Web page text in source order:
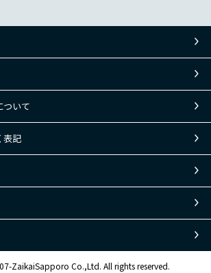
ついて
表記
ZaikaiSapporo Co.,Ltd. All rights reserved.